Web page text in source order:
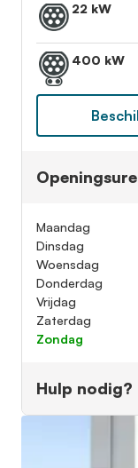
22 kW
400 kW
Maandag
Dinsdag
Woensdag
Donderdag
Vrijdag
Zaterdag
Zondag
Hulp nodig?